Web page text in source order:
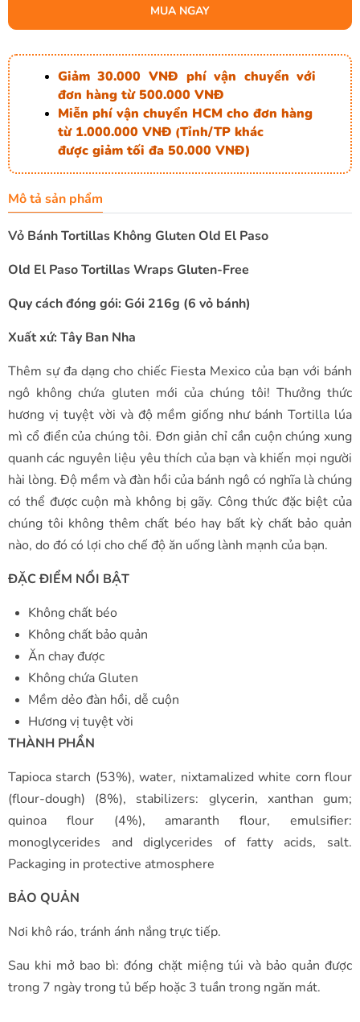
MUA NGAY
Giảm 30.000 VNĐ phí vận chuyển với
đơn hàng từ 500.000 VNĐ
Miễn phí vận chuyển HCM cho đơn hàng
từ 1.000.000 VNĐ (Tỉnh/TP khác
được giảm tối đa 50.000 VNĐ)
Mô tả sản phẩm
Vỏ Bánh Tortillas Không Gluten Old El Paso
Old El Paso Tortillas Wraps Gluten-Free
Quy cách đóng gói: Gói 216g (6 vỏ bánh)
Xuất xứ: Tây Ban Nha
Thêm sự đa dạng cho chiếc Fiesta Mexico của bạn với bánh
ngô không chứa gluten mới của chúng tôi! Thưởng thức
hương vị tuyệt vời và độ mềm giống như bánh Tortilla lúa
mì cổ điển của chúng tôi. Đơn giản chỉ cần cuộn chúng xung
quanh các nguyên liệu yêu thích của bạn và khiến mọi người
hài lòng. Độ mềm và đàn hồi của bánh ngô có nghĩa là chúng
có thể được cuộn mà không bị gãy. Công thức đặc biệt của
chúng tôi không thêm chất béo hay bất kỳ chất bảo quản
nào, do đó có lợi cho chế độ ăn uống lành mạnh của bạn.
ĐẶC ĐIỂM NỔI BẬT
Không chất béo
Không chất bảo quản
Ăn chay được
Không chứa Gluten
Mềm dẻo đàn hồi, dễ cuộn
Hương vị tuyệt vời
THÀNH PHẦN
Tapioca starch (53%), water, nixtamalized white corn flour
(flour-dough) (8%), stabilizers: glycerin, xanthan gum;
quinoa flour (4%), amaranth flour, emulsifier:
monoglycerides and diglycerides of fatty acids, salt.
Packaging in protective atmosphere
BẢO QUẢN
Nơi khô ráo, tránh ánh nắng trực tiếp.
Sau khi mở bao bì: đóng chặt miệng túi và bảo quản được
trong 7 ngày trong tủ bếp hoặc 3 tuần trong ngăn mát.